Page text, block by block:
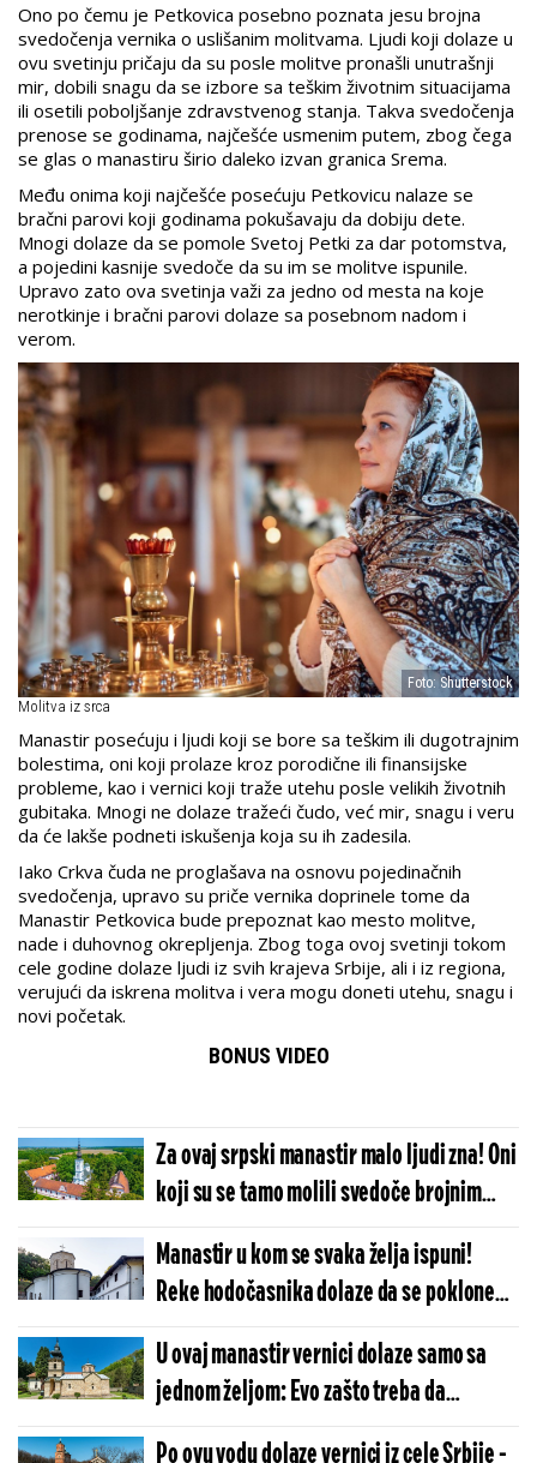
Ono po čemu je Petkovica posebno poznata jesu brojna
svedočenja vernika o uslišanim molitvama. Ljudi koji dolaze u
ovu svetinju pričaju da su posle molitve pronašli unutrašnji
mir, dobili snagu da se izbore sa teškim životnim situacijama
ili osetili poboljšanje zdravstvenog stanja. Takva svedočenja
prenose se godinama, najčešće usmenim putem, zbog čega
se glas o manastiru širio daleko izvan granica Srema.
Među onima koji najčešće posećuju Petkovicu nalaze se
bračni parovi koji godinama pokušavaju da dobiju dete.
Mnogi dolaze da se pomole Svetoj Petki za dar potomstva,
a pojedini kasnije svedoče da su im se molitve ispunile.
Upravo zato ova svetinja važi za jedno od mesta na koje
nerotkinje i bračni parovi dolaze sa posebnom nadom i
verom.
Foto: Shutterstock
Molitva iz srca
Manastir posećuju i ljudi koji se bore sa teškim ili dugotrajnim
bolestima, oni koji prolaze kroz porodične ili finansijske
probleme, kao i vernici koji traže utehu posle velikih životnih
gubitaka. Mnogi ne dolaze tražeći čudo, već mir, snagu i veru
da će lakše podneti iskušenja koja su ih zadesila.
Iako Crkva čuda ne proglašava na osnovu pojedinačnih
svedočenja, upravo su priče vernika doprinele tome da
Manastir Petkovica bude prepoznat kao mesto molitve,
nade i duhovnog okrepljenja. Zbog toga ovoj svetinji tokom
cele godine dolaze ljudi iz svih krajeva Srbije, ali i iz regiona,
verujući da iskrena molitva i vera mogu doneti utehu, snagu i
novi početak.
BONUS VIDEO
Za ovaj srpski manastir malo ljudi zna! Oni
koji su se tamo molili svedoče brojnim
čudima
Manastir u kom se svaka želja ispuni!
Reke hodočasnika dolaze da se poklone
moštima
U ovaj manastir vernici dolaze samo sa
jednom željom: Evo zašto treba da
posetite Tronošu i popijete vodu sa česme
Po ovu vodu dolaze vernici iz cele Srbije -